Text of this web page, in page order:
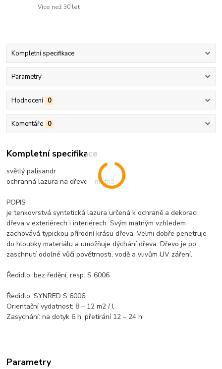
Více než 30 let
Kompletní specifikace
Parametry
Hodnocení 0
Komentáře 0
Kompletní specifikace
světlý palisandr
ochranná lazura na dřevo - matná
POPIS
je tenkovrstvá syntetická lazura určená k ochraně a dekoraci
dřeva v exteriérech i interiérech. Svým matným vzhledem
zachovává typickou přírodní krásu dřeva. Velmi dobře penetruje
do hloubky materiálu a umožňuje dýchání dřeva. Dřevo je po
zaschnutí odolné vůči povětrnosti, vodě a vlivům UV záření.
Ředidlo: bez ředění, resp. S 6006
Ředidlo: SYNRED S 6006
Orientační vydatnost: 8 – 12 m2 / l
Zasychání: na dotyk 6 h, přetírání 12 – 24 h
Parametry